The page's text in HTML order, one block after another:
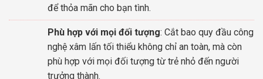
để thỏa mãn cho bạn tình.
Phù hợp với mọi đối tượng: Cắt bao quy đầu công
nghệ xâm lấn tối thiểu không chỉ an toàn, mà còn
phù hợp với mọi đối tượng từ trẻ nhỏ đến người
trưởng thành.